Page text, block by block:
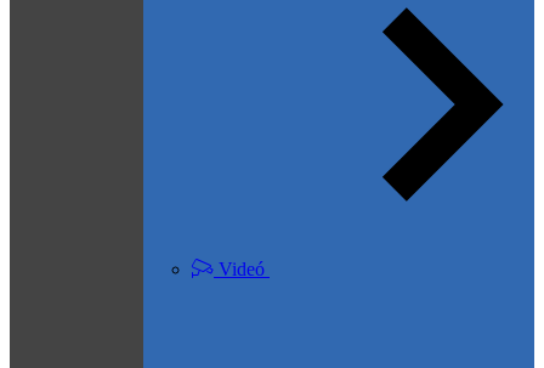
Videó